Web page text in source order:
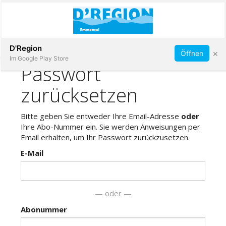
Immobilien
Veranstaltungen
Stellen
Abonnieren
D'Region
Im Google Play Store
Öffnen ×